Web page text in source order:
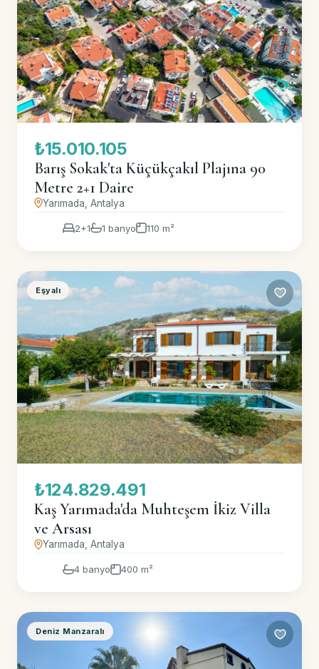
₺15.010.105
Barış Sokak'ta Küçükçakıl Plajına 90
Metre 2+1 Daire
Yarımada, Antalya
2+1 1 banyo 110 m²
Eşyalı
₺124.829.491
Kaş Yarımada'da Muhteşem İkiz Villa
ve Arsası
Yarımada, Antalya
4 banyo 400 m²
Deniz Manzaralı